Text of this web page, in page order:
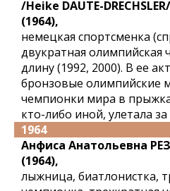
/Heike DAUTE-DRECHSLER/
(1964),
немецкая спортсменка
двукратная
длину (1992, 2000). В ее
бронзовые олимпийские
чемпионки мира в
кто-либо иной, улетала
1964
Анфиса Анатольевна
(1964),
лыжница, биатлонистка,